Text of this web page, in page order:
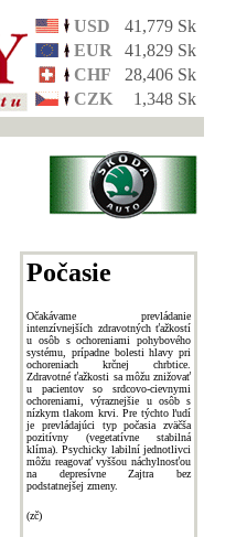
USD
41,779 Sk
EUR
41,829 Sk
CHF
28,406 Sk
CZK
1,348 Sk
Počasie
Očakávame prevládanie
intenzívnejších zdravotných ťažkostí
u osôb s ochoreniami pohybového
systému, prípadne bolesti hlavy pri
ochoreniach krčnej chrbtice.
Zdravotné ťažkosti sa môžu znižovať
u pacientov so srdcovo-cievnymi
ochoreniami, výraznejšie u osôb s
nízkym tlakom krvi. Pre týchto ľudí
je prevládajúci typ počasia zväčša
pozitívny (vegetatívne stabilná
klíma). Psychicky labilní jednotlivci
môžu reagovať vyššou náchylnosťou
na depresívne Zajtra bez
podstatnejšej zmeny.
(zč)